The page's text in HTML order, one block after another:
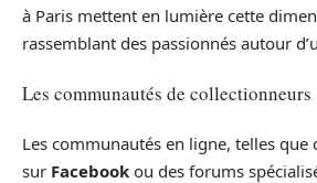
à Paris mettent en lumière cette
rassemblant des passionnés autour
Les communautés de collectionneurs
Les communautés en ligne, telles que
sur Facebook ou des forums